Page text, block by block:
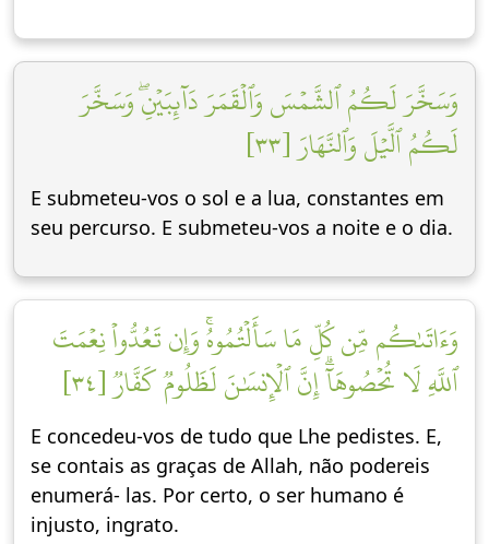
وَسَخَّرَ لَكُمُ ٱلشَّمۡسَ وَٱلۡقَمَرَ دَآئِبَيۡنِۖ وَسَخَّرَ
لَكُمُ ٱلَّيۡلَ وَٱلنَّهَارَ [٣٣]
E submeteu-vos o sol e a lua, constantes em
seu percurso. E submeteu-vos a noite e o dia.
وَءَاتَىٰكُم مِّن كُلِّ مَا سَأَلۡتُمُوهُۚ وَإِن تَعُدُّواْ نِعۡمَتَ
ٱللَّهِ لَا تُحۡصُوهَآۗ إِنَّ ٱلۡإِنسَٰنَ لَظَلُومٞ كَفَّارٞ [٣٤]
E concedeu-vos de tudo que Lhe pedistes. E,
se contais as graças de Allah, não podereis
enumerá- las. Por certo, o ser humano é
injusto, ingrato.